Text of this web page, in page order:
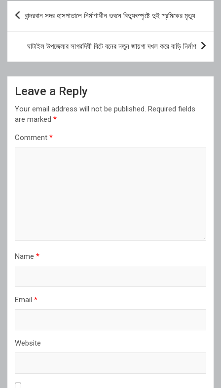
Post
navigation
বান্দরবান সদর হাসপাতালে নির্মাণাধীন ভবনে বিদ্যুৎস্পৃষ্টে দুই শ্রমিকের মৃত্যু
ঘাটাইল উপজেলার সাগরদিঘী বিটে বনের নতুন জায়গা দখল করে বাড়ি নির্মাণ
Leave a Reply
Your email address will not be published. Required fields
are marked *
Comment *
Name *
Email *
Website